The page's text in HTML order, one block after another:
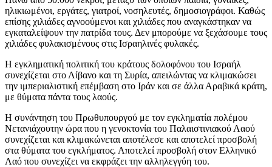
ηλικιωμένοι, εργάτες, γιατροί, νοσηλευτές, δημοσιογράφοι. Καθώς
επίσης χιλιάδες αγνοούμενοι και χιλιάδες που αναγκάστηκαν να
εγκαταλείψουν την πατρίδα τους. Δεν μπορούμε να ξεχάσουμε τους
χιλιάδες φυλακισμένους στις Ισραηλινές φυλακές.
Η εγκληματική πολιτική του κράτους δολοφόνου του Ισραήλ
συνεχίζεται στο Λίβανο και τη Συρία, απειλώντας να κλιμακώσει
την ιμπεριαλιστική επέμβαση στο Ιράν και σε άλλα Αραβικά κράτη,
με θύματα πάντα τους λαούς.
Η συνάντηση του Πρωθυπουργού με τον εγκληματία πολέμου
Νετανιάχουτην ώρα που η γενοκτονία του Παλαιστινιακού Λαού
συνεχίζεται και κλιμακώνεται αποτέλεσε και αποτελεί προσβολή
στα θύματα του εγκλήματος. Αποτελεί προσβολή στον Ελληνικό
Λαό που συνεχίζει να εκφράζει την αλληλεγγύη του.